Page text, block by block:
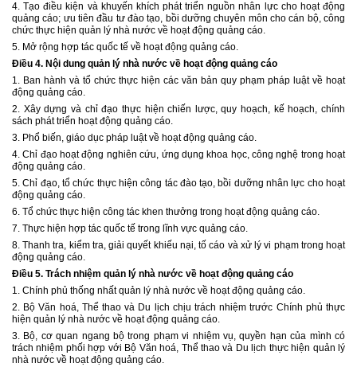
4. Tạo điều kiện và khuyến khích phát triển nguồn nhân lực cho hoạt động
quảng cáo; ưu tiên đầu tư đào tạo, bồi dưỡng chuyên môn cho cán bộ, công
chức thực hiện quản lý nhà nước về hoạt động quảng cáo.
5. Mở rộng hợp tác quốc tế về hoạt động quảng cáo.
Điều 4. Nội dung quản lý nhà nước về hoạt động quảng cáo
1. Ban hành và tổ chức thực hiện các văn bản quy phạm pháp luật về hoạt
động quảng cáo.
2. Xây dựng và chỉ đạo thực hiện chiến lược, quy hoạch, kế hoạch, chính
sách phát triển hoạt động quảng cáo.
3. Phổ biến, giáo dục pháp luật về hoạt động quảng cáo.
4. Chỉ đạo hoạt động nghiên cứu, ứng dụng khoa học, công nghệ trong hoạt
động quảng cáo.
5. Chỉ đạo, tổ chức thực hiện công tác đào tạo, bồi dưỡng nhân lực cho hoạt
động quảng cáo.
6. Tổ chức thực hiện công tác khen thưởng trong hoạt động quảng cáo.
7. Thực hiện hợp tác quốc tế trong lĩnh vực quảng cáo.
8. Thanh tra, kiểm tra, giải quyết khiếu nại, tố cáo và xử lý vi phạm trong hoạt
động quảng cáo.
Điều 5. Trách nhiệm quản lý nhà nước về hoạt động quảng cáo
1. Chính phủ thống nhất quản lý nhà nước về hoạt động quảng cáo.
2. Bộ Văn hoá, Thể thao và Du lịch chịu trách nhiệm trước Chính phủ thực
hiện quản lý nhà nước về hoạt động quảng cáo.
3. Bộ, cơ quan ngang bộ trong phạm vi nhiệm vụ, quyền hạn của mình có
trách nhiệm phối hợp với Bộ Văn hoá, Thể thao và Du lịch thực hiện quản lý
nhà nước về hoạt động quảng cáo.